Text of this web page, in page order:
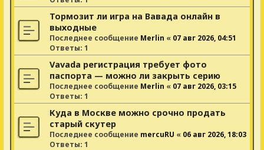
Тормозит ли игра на Вавада онлайн в
выходные
Последнее сообщение Merlin « 07 авг 2026, 04:51
Ответы: 1
Vavada регистрация требует фото
паспорта — можно ли закрыть серию
Последнее сообщение Merlin « 07 авг 2026, 03:15
Ответы: 1
Куда в Москве можно срочно продать
старый скутер
Последнее сообщение mercuRU « 06 авг 2026, 18:03
Ответы: 1